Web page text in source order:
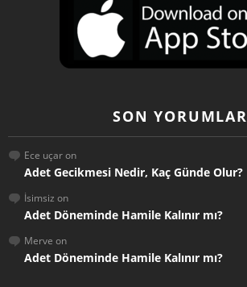
SON YORUMLAR
Ece uçaron
Adet Gecikmesi Nedir, Kaç Günde Olur?
İsimsiz on
Adet Döneminde Hamile Kalınır mı?
Merve on
Adet Döneminde Hamile Kalınır mı?